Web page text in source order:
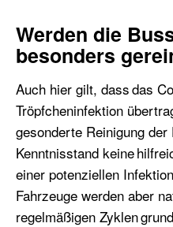
Werden die
besonders
Auch hier gilt, dass das
Tröpfcheninfektion
gesonderte Reinigung
Kenntnisstand keine
einer potenziellen
Fahrzeuge werden aber
regelmäßigen Zyklen